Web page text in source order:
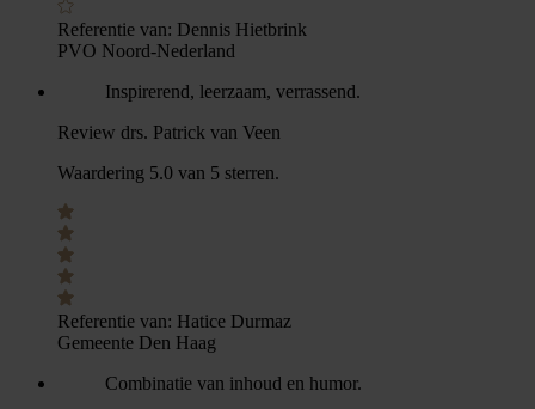
Referentie van: Dennis Hietbrink
PVO Noord-Nederland
Inspirerend, leerzaam, verrassend.
Review drs. Patrick van Veen
Waardering 5.0 van 5 sterren.
Referentie van: Hatice Durmaz
Gemeente Den Haag
Combinatie van inhoud en humor.